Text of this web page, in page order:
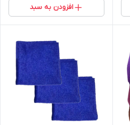
افزودن به سبد